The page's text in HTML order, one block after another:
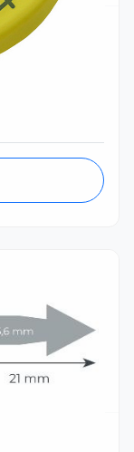
頭 單個